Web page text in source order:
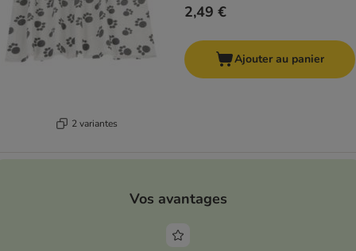
2 variantes
2,49 €
Ajouter au panier
Vos avantages